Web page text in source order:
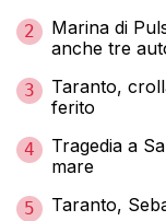
2
Marina di
anche tre
3
Taranto,
ferito
4
Tragedia a
mare
5 Taranto,